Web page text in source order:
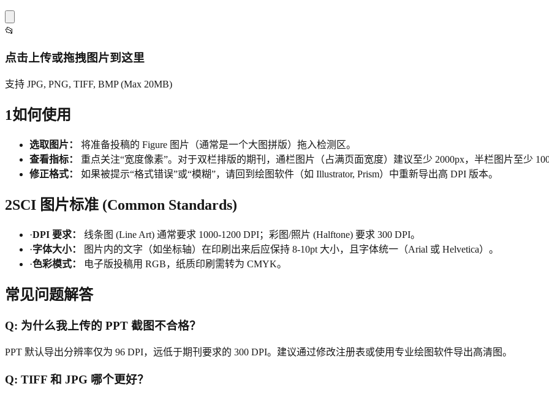
📂
点击上传或拖拽图片到这里
支持 JPG, PNG, TIFF, BMP (Max 20MB)
1如何使用
选取图片：
将准备投稿的 Figure 图片（通常是一个大图拼版）拖入检测区。
查看指标：
重点关注“宽度像素”。对于双栏排版的期刊，通栏图片（占满页面宽度）建议至少 2000px，半栏图片至少
修正格式：
如果被提示“格式错误”或“模糊”，请回到绘图软件（如 Illustrator, Prism）中重新导出高 DPI 版本。
2SCI 图片标准 (Common Standards)
·DPI 要求：
线条图 (Line Art) 通常要求 1000-1200 DPI；彩图/照片 (Halftone) 要求 300 DPI。
·字体大小：
图片内的文字（如坐标轴）在印刷出来后应保持 8-10pt 大小，且字体统一（Arial 或 Helvetica）。
·色彩模式： 电子版投稿用 RGB，纸质印刷需转为 CMYK。
常见问题解答
Q: 为什么我上传的 PPT 截图不合格？
PPT 默认导出分辨率仅为 96 DPI，远低于期刊要求的 300 DPI。建议通过修改注册表或使用专业绘图软件导出高清图。
Q: TIFF 和 JPG 哪个更好？